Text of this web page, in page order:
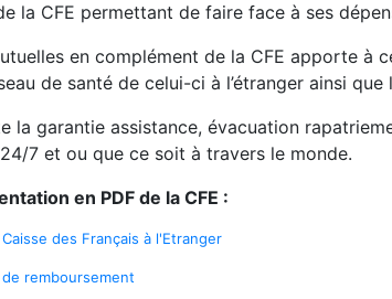
la CFE permettant de faire face à ses
en complément de la CFE apporte
de santé de celui-ci à l’étranger ainsi
la garantie assistance, évacuation
7 et ou que ce soit à travers le monde.
en PDF de la CFE :
des Français à l'Etranger
remboursement